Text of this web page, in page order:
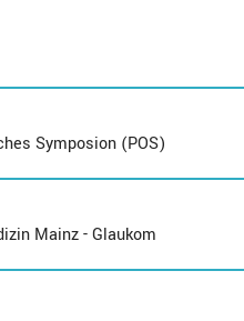
Symposion (POS)
Mainz - Glaukom